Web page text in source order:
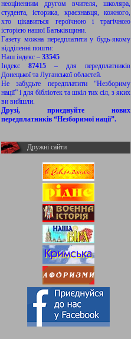
неоціненним другом вчителя, школяра,
студента, історика, краєзнавця, кожного,
хто цікавиться героїчною і трагічною
історією нашої Батьківщини.
Газету можна передплатити у будь-якому
відділенні пошти:
Наш індекс – 33545
Індекс 87415 – для передплатників
Донецької та Луганської областей.
Не забудьте передплатити “Незбориму
нації” і для бібліотек та шкіл тих сіл, з яких
ви вийшли.
Друзі, приєднуйте нових
передплатників “Незборимої нації”.
Дружні сайти